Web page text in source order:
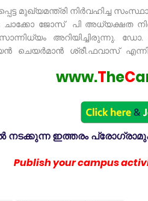
മുഖ്യമന്ത്രി നിർവഹിച്ച
ജോസ് പി അധ്യക്ഷത
അറിയിച്ചിരുന്നു.
ചെയർമാൻ ശ്രീ.ഫവാസ്
www.TheC
ഇത്തരം
Publish your campus